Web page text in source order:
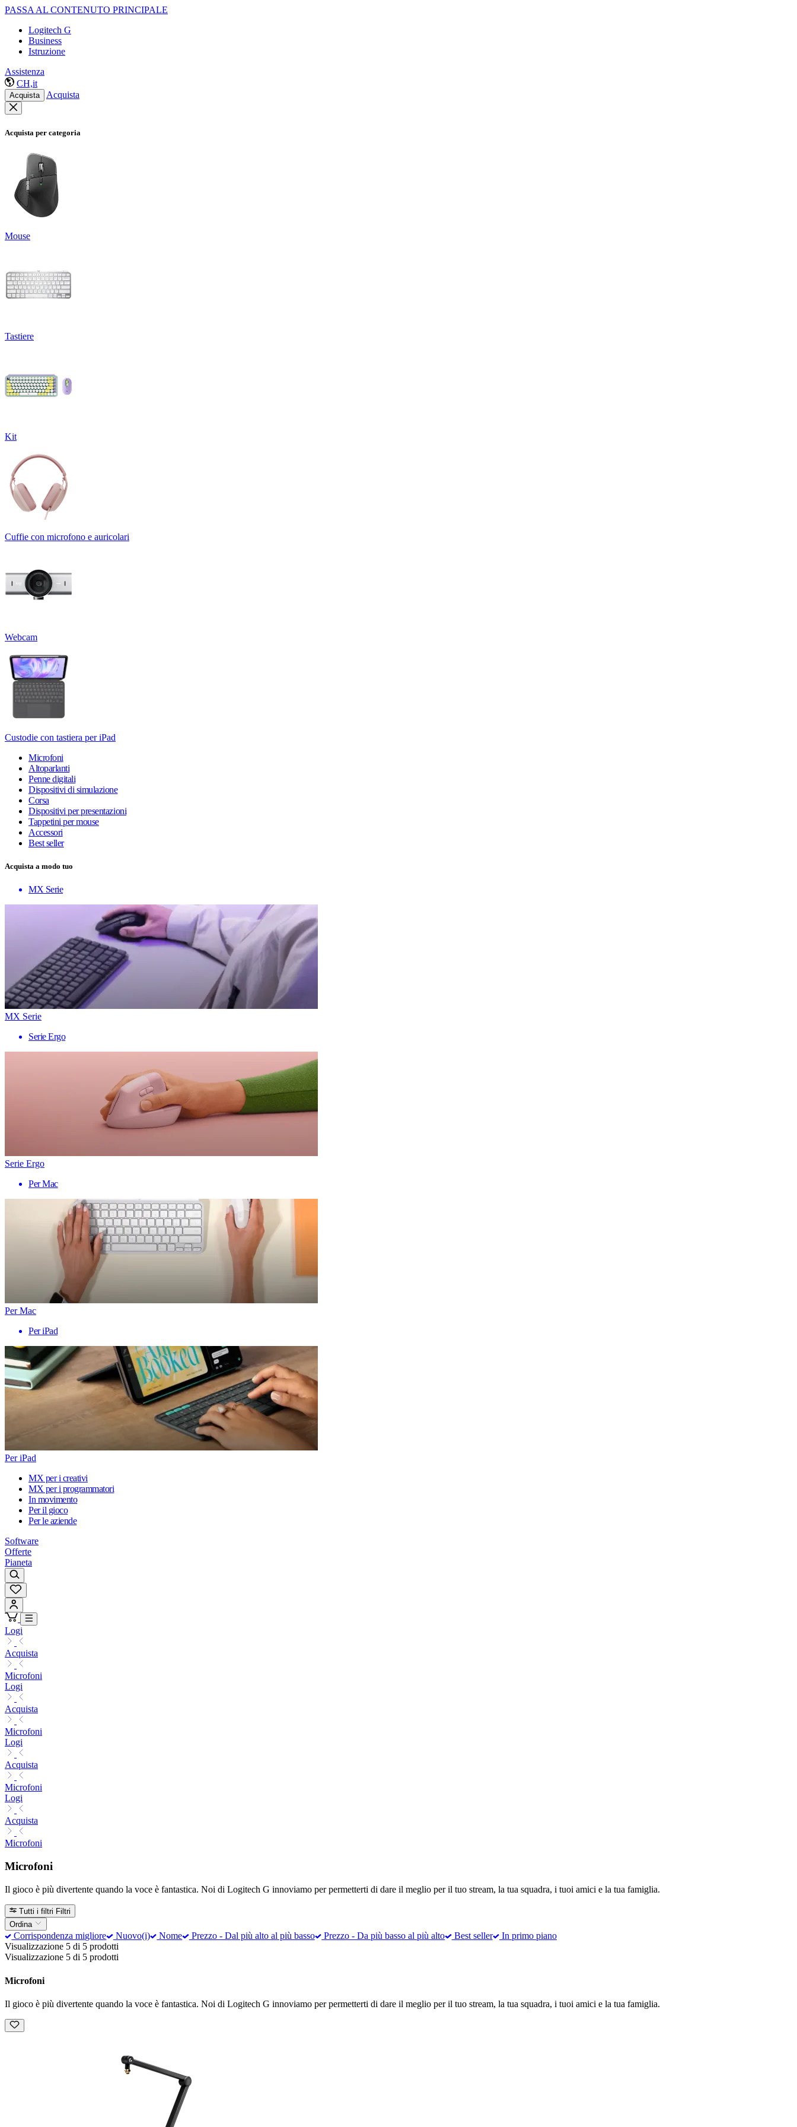
PASSA AL CONTENUTO PRINCIPALE
Logitech G
Business
Istruzione
Assistenza
CH,it
Acquista Acquista
Acquista per categoria
Mouse
Tastiere
Kit
Cuffie con microfono e auricolari
Webcam
Custodie con tastiera per iPad
Microfoni
Altoparlanti
Penne digitali
Dispositivi di simulazione
Corsa
Dispositivi per presentazioni
Tappetini per mouse
Accessori
Best seller
Acquista a modo tuo
MX Serie
MX Serie
Serie Ergo
Serie Ergo
Per Mac
Per Mac
Per iPad
Per iPad
MX per i creativi
MX per i programmatori
In movimento
Per il gioco
Per le aziende
Software
Offerte
Pianeta
Logi
Acquista
Microfoni
Logi
Acquista
Microfoni
Logi
Acquista
Microfoni
Logi
Acquista
Microfoni
Microfoni
Il gioco è più divertente quando la voce è fantastica. Noi di Logitech G innoviamo per permetterti di dare il meglio per il tuo stream, la tua squadra, i tuoi amici e la tua famiglia.
Tutti i filtri Filtri
Ordina
Corrispondenza migliore Nuovo(i) Nome Prezzo - Dal più alto al più basso Prezzo - Da più basso al più alto Best seller
In primo piano
Visualizzazione 5 di 5 prodotti
Visualizzazione 5 di 5 prodotti
Microfoni
Il gioco è più divertente quando la voce è fantastica. Noi di Logitech G innoviamo per permetterti di dare il meglio per il tuo stream, la tua squadra, i tuoi amici e la tua famiglia.